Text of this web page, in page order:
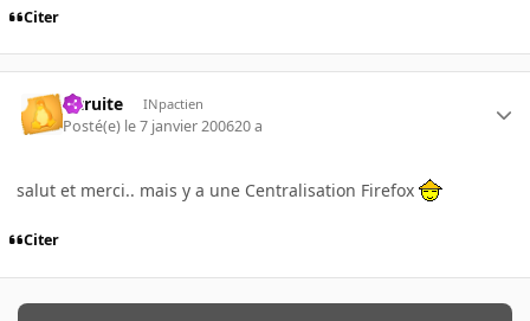
Citer
latruite INpactien
Posté(e) le 7 janvier 200620 a
salut et merci.. mais y a une Centralisation Firefox
Citer